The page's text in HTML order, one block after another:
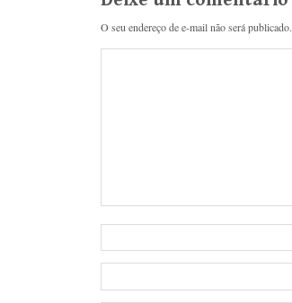
O seu endereço de e-mail não será publicado.